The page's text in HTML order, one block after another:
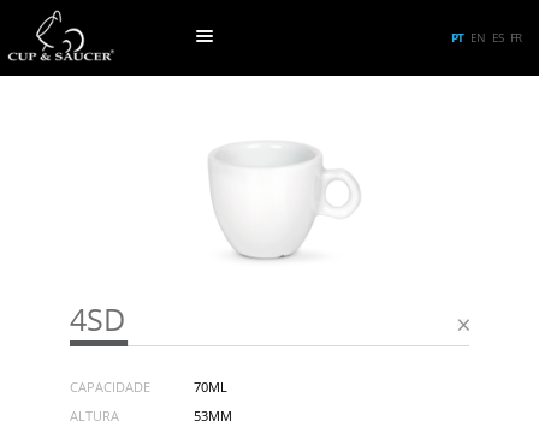
PT EN ES FR
4SD
CAPACIDADE
70ML
ALTURA
53MM